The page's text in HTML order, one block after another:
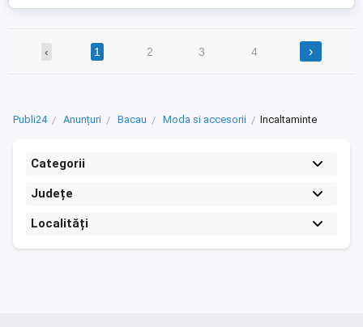
‹ 1 2 3 4 ›
Publi24 Anunțuri Bacau Moda si accesorii Incaltaminte
Categorii
Județe
Localități